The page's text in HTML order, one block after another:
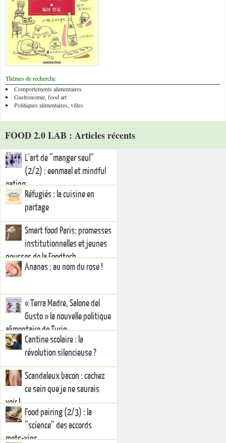
Thèmes de recherche
Comportements alimentaires
Gastronomie, food art
Politiques alimentaires, villes
FOOD 2.0 LAB : Articles récents
L’art de “manger seul”
(2/2) : eenmaal et mindful
eating
Réfugiés : la cuisine en
partage
Smart food Paris: promesses
institutionnelles et jeunes
pousses de la Foodtech
Ananas : au nom du rose !
« Terra Madre, Salone del
Gusto » la nouvelle politique
alimentaire de Turin
Cantine scolaire : la
révolution silencieuse ?
Scandaleux bacon : cachez
ce sein que je ne saurais
voir !
Food pairing (2/3) : la
“science” des accords
mets-vins